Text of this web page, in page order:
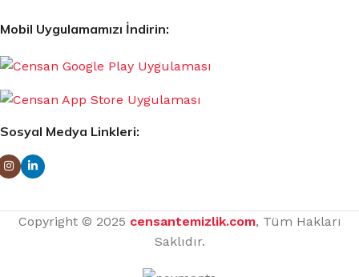
Mobil Uygulamamızı İndirin:
Sosyal Medya Linkleri:
Copyright © 2025 censantemizlik.com, Tüm Hakları
Saklıdır.